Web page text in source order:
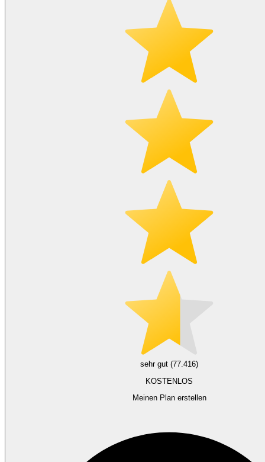
sehr gut (77.416)
KOSTENLOS
Meinen Plan erstellen